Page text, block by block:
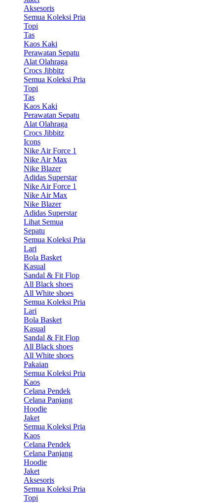
Aksesoris
Semua Koleksi Pria
Topi
Tas
Kaos Kaki
Perawatan Sepatu
Alat Olahraga
Crocs Jibbitz
Semua Koleksi Pria
Topi
Tas
Kaos Kaki
Perawatan Sepatu
Alat Olahraga
Crocs Jibbitz
Icons
Nike Air Force 1
Nike Air Max
Nike Blazer
Adidas Superstar
Nike Air Force 1
Nike Air Max
Nike Blazer
Adidas Superstar
Lihat Semua
Sepatu
Semua Koleksi Pria
Lari
Bola Basket
Kasual
Sandal & Fit Flop
All Black shoes
All White shoes
Semua Koleksi Pria
Lari
Bola Basket
Kasual
Sandal & Fit Flop
All Black shoes
All White shoes
Pakaian
Semua Koleksi Pria
Kaos
Celana Pendek
Celana Panjang
Hoodie
Jaket
Semua Koleksi Pria
Kaos
Celana Pendek
Celana Panjang
Hoodie
Jaket
Aksesoris
Semua Koleksi Pria
Topi